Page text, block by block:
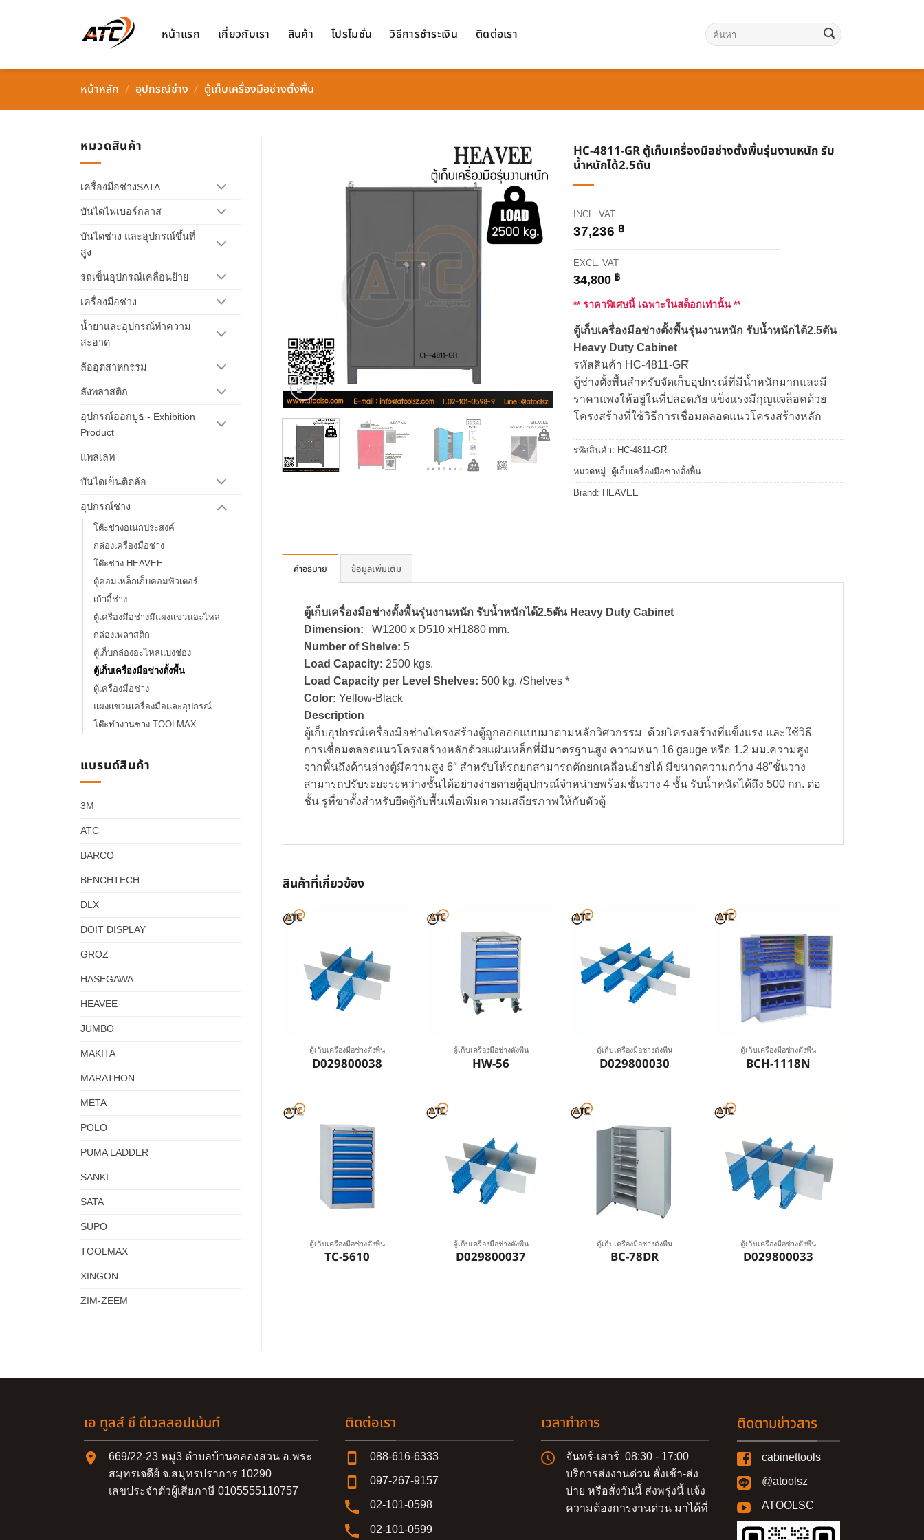
หน้าแรก เกี่ยวกับเรา สินค้า โปรโมชั่น วิธีการชำระเงิน ติดต่อเรา ค้นหา:
หน้าหลัก / อุปกรณ์ช่าง / ตู้เก็บเครื่องมือช่างตั้งพื้น
หมวดสินค้า
เครื่องมือช่างSATA
บันไดไฟเบอร์กลาส
บันไดช่าง และอุปกรณ์ขึ้นที่
สูง
รถเข็นอุปกรณ์เคลื่อนย้าย
เครื่องมือช่าง
น้ำยาและอุปกรณ์ทำความ
สะอาด
ล้ออุตสาหกรรม
ลังพลาสติก
อุปกรณ์ออกบูธ - Exhibition
Product
แพลเลท
บันไดเข็นติดล้อ
อุปกรณ์ช่าง
โต๊ะช่างอเนกประสงค์
กล่องเครื่องมือช่าง
โต๊ะช่าง HEAVEE
ตู้คอมเหล็กเก็บคอมพิวเตอร์
เก้าอี้ช่าง
ตู้เครื่องมือช่างมีแผงแขวนอะไหล่
กล่องเพลาสติก
ตู้เก็บกล่องอะไหล่แบ่งช่อง
ตู้เก็บเครื่องมือช่างตั้งพื้น
ตู้เครื่องมือช่าง
แผงแขวนเครื่องมือและอุปกรณ์
โต๊ะทำงานช่าง TOOLMAX
แบรนด์สินค้า
3M
ATC
BARCO
BENCHTECH
DLX
DOIT DISPLAY
GROZ
HASEGAWA
HEAVEE
JUMBO
MAKITA
MARATHON
META
POLO
PUMA LADDER
SANKI
SATA
SUPO
TOOLMAX
XINGON
ZIM-ZEEM
HC-4811-GR ตู้เก็บเครื่องมือช่างตั้งพื้นรุ่นงานหนัก รับ
น้ำหนักได้2.5ตัน
INCL. VAT
37,236 ฿
EXCL. VAT
34,800 ฿
** ราคาพิเศษนี้ เฉพาะในสต็อกเท่านั้น **
ตู้เก็บเครื่องมือช่างตั้งพื้นรุ่นงานหนัก รับน้ำหนักได้2.5ตัน
Heavy Duty Cabinet
รหัสสินค้า HC-4811-GRํ
ตู้ช่างตั้งพื้นสำหรับจัดเก็บอุปกรณ์ที่มีน้ำหนักมากและมี
ราคาแพงให้อยู่ในที่ปลอดภัย แข็งแรงมีกุญแจล็อคด้วย
โครงสร้างที่ใช้วิธีการเชื่อมตลอดแนวโครงสร้างหลัก
รหัสสินค้า: HC-4811-GRํ
หมวดหมู่: ตู้เก็บเครื่องมือช่างตั้งพื้น
Brand: HEAVEE
คำอธิบาย ข้อมูลเพิ่มเติม
ตู้เก็บเครื่องมือช่างตั้งพื้นรุ่นงานหนัก รับน้ำหนักได้2.5ตัน Heavy Duty Cabinet
Dimension: W1200 x D510 xH1880 mm.
Number of Shelve: 5
Load Capacity: 2500 kgs.
Load Capacity per Level Shelves: 500 kg. /Shelves *
Color: Yellow-Black
Description
ตู้เก็บอุปกรณ์เครื่องมือช่างโครงสร้างตู้ถูกออกแบบมาตามหลักวิศวกรรม ด้วยโครงสร้างที่แข็งแรง และใช้วิธี
การเชื่อมตลอดแนวโครงสร้างหลักด้วยแผ่นเหล็กที่มีมาตรฐานสูง ความหนา 16 gauge หรือ 1.2 มม.ความสูง
จากพื้นถึงด้านล่างตู้มีความสูง 6″ สำหรับให้รถยกสามารถตักยกเคลื่อนย้ายได้ มีขนาดความกว้าง 48″ชั้นวาง
สามารถปรับระยะระหว่างชั้นได้อย่างง่ายดายตู้อุปกรณ์จำหน่ายพร้อมชั้นวาง 4 ชั้น รับน้ำหนัดได้ถึง 500 กก. ต่อ
ชั้น รูที่ขาตั้งสำหรับยึดตู้กับพื้นเพื่อเพิ่มความเสถียรภาพให้กับตัวตู้
สินค้าที่เกี่ยวข้อง
ตู้เก็บเครื่องมือช่างตั้งพื้น
D029800038
ตู้เก็บเครื่องมือช่างตั้งพื้น
HW-56
ตู้เก็บเครื่องมือช่างตั้งพื้น
D029800030
ตู้เก็บเครื่องมือช่างตั้งพื้น
BCH-1118N
ตู้เก็บเครื่องมือช่างตั้งพื้น
TC-5610
ตู้เก็บเครื่องมือช่างตั้งพื้น
D029800037
ตู้เก็บเครื่องมือช่างตั้งพื้น
BC-78DR
ตู้เก็บเครื่องมือช่างตั้งพื้น
D029800033
เอ ทูลส์ ซี ดีเวลลอปเม้นท์
669/22-23 หมู่3 ตำบลบ้านคลองสวน อ.พระ
สมุทรเจดีย์ จ.สมุทรปราการ 10290
เลขประจำตัวผู้เสียภาษี 0105555110757
ติดต่อเรา
088-616-6333
097-267-9157
02-101-0598
02-101-0599
เวลาทำการ
จันทร์-เสาร์ 08:30 - 17:00
บริการส่งงานด่วน สั่งเช้า-ส่ง
บ่าย หรือสั่งวันนี้ ส่งพรุ่งนี้ แจ้ง
ความต้องการงานด่วน มาได้ที่
ติดตามข่าวสาร
cabinettools
@atoolsz
ATOOLSC